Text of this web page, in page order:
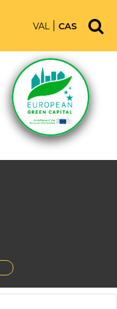
VAL CAS